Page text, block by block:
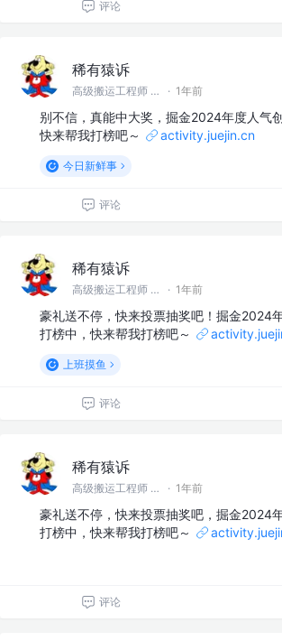
评论
稀有猿诉
高级搬运工程师 @稀有猿诉 · 1年前
别不信，真能中大奖，掘金2024年度人气
快来帮我打榜吧～
activity.juejin.cn
今日新鲜事
评论
稀有猿诉
高级搬运工程师 @稀有猿诉 · 1年前
豪礼送不停，快来投票抽奖吧！掘金2024
打榜中，快来帮我打榜吧～
上班摸鱼
评论
稀有猿诉
高级搬运工程师 @稀有猿诉 · 1年前
豪礼送不停，快来投票抽奖吧，掘金2024
打榜中，快来帮我打榜吧～
评论